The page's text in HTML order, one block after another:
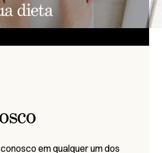
dieta
em qualquer um dos